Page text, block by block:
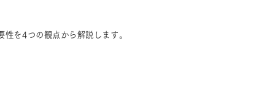
性を4つの観点から解説します。